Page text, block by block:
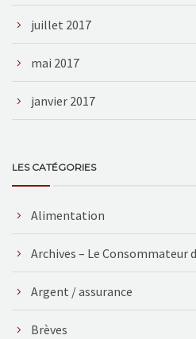
juillet 2017
mai 2017
janvier 2017
LES CATÉGORIES
Alimentation
Archives – Le Consommateur
Argent / assurance
Brèves